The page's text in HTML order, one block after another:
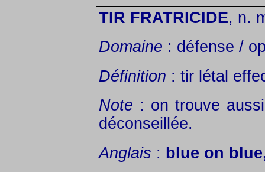
TIR FRATRICIDE, n.
Domaine : défense /
Définition : tir létal
Note : on trouve
déconseillée.
Anglais : blue on